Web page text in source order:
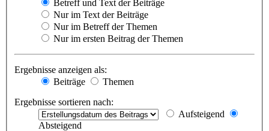
Betreff und Text der Beiträge
Nur im Text der Beiträge
Nur im Betreff der Themen
Nur im ersten Beitrag der Themen
Ergebnisse anzeigen als:
Beiträge
Themen
Ergebnisse sortieren nach:
Aufsteigend
Absteigend